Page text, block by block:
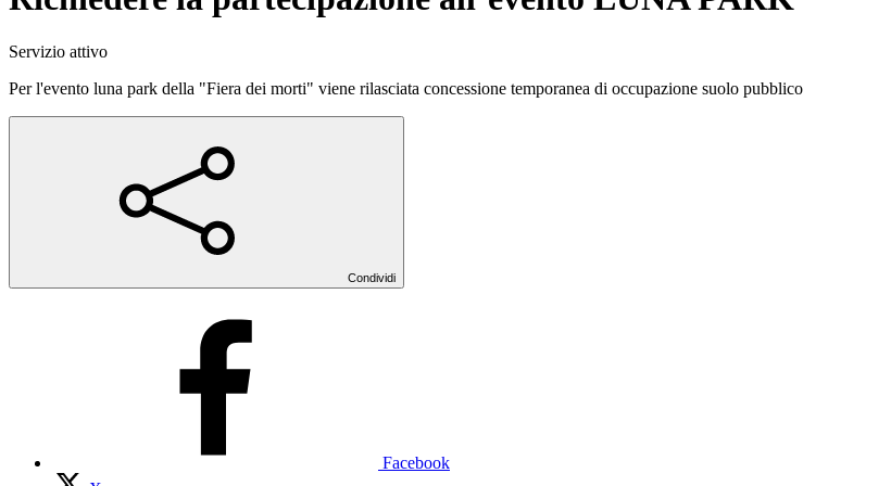
Servizio attivo
Per l'evento luna park della "Fiera dei morti" viene rilasciata concessione temporanea di occupazione suolo pubblico
Condividi
Facebook